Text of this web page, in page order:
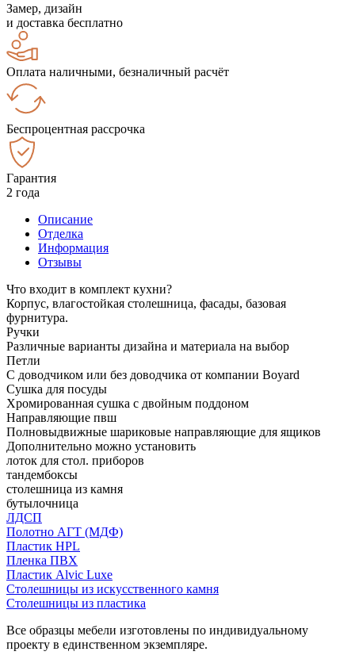
Замер, дизайн
и доставка бесплатно
Оплата наличными, безналичный расчёт
Беспроцентная рассрочка
Гарантия
2 года
Описание
Отделка
Информация
Отзывы
Что входит в комплект кухни?
Корпус, влагостойкая столешница, фасады, базовая
фурнитура.
Ручки
Различные варианты дизайна и материала на выбор
Петли
С доводчиком или без доводчика от компании Boyard
Сушка для посуды
Хромированная сушка с двойным поддоном
Направляющие пвш
Полновыдвижные шариковые направляющие для ящиков
Дополнительно можно установить
лоток для стол. приборов
тандембоксы
столешница из камня
бутылочница
ЛДСП
Полотно АГТ (МДФ)
Пластик HPL
Пленка ПВХ
Пластик Alvic Luxe
Столешницы из искусственного камня
Столешницы из пластика
Все образцы мебели изготовлены по индивидуальному
проекту в единственном экземпляре.